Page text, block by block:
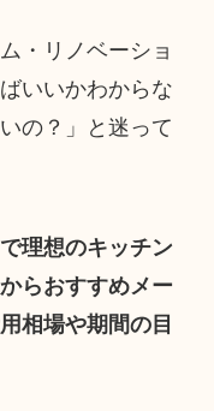
・リノベーショ
いいかわからな
の？」と迷って
理想のキッチン
らおすすめメー
相場や期間の目